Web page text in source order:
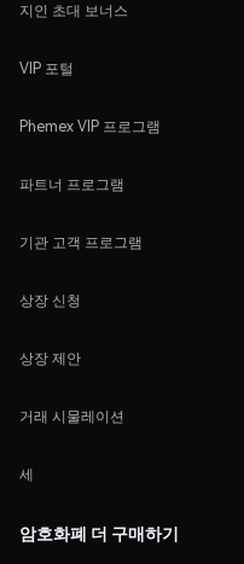
지인 초대 보너스
VIP 포털
Phemex VIP 프로그램
파트너 프로그램
기관 고객 프로그램
상장 신청
상장 제안
거래 시물레이션
세
암호화폐 더 구매하기